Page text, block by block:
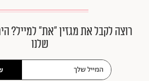
רוצה לקבל את מגזין ״את״ למייל?
שלנו